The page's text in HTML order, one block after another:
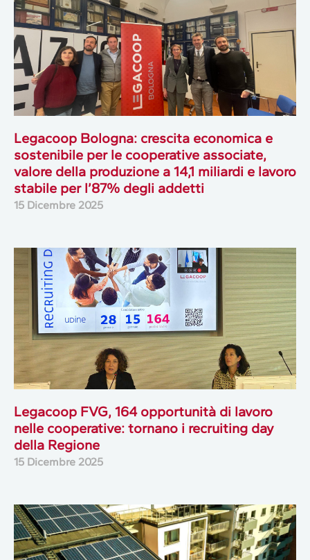
Legacoop Bologna: crescita economica e
sostenibile per le cooperative associate,
valore della produzione a 14,1 miliardi e lavoro
stabile per l’87% degli addetti
15 Dicembre 2025
Legacoop FVG, 164 opportunità di lavoro
nelle cooperative: tornano i recruiting day
della Regione
15 Dicembre 2025